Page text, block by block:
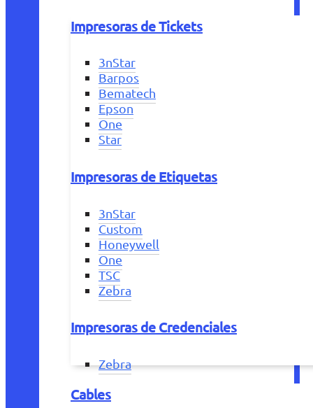
Impresoras de Tickets
3nStar
Barpos
Bematech
Epson
One
Star
Impresoras de Etiquetas
3nStar
Custom
Honeywell
One
TSC
Zebra
Impresoras de Credenciales
Zebra
Cables